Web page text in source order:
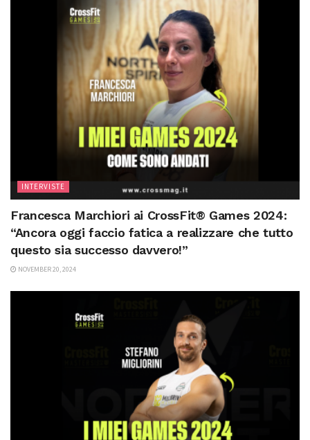
INTERVISTE
Francesca Marchiori ai CrossFit® Games 2024:
“Ancora oggi faccio fatica a realizzare che tutto
questo sia successo davvero!”
NOVEMBER 20, 2024